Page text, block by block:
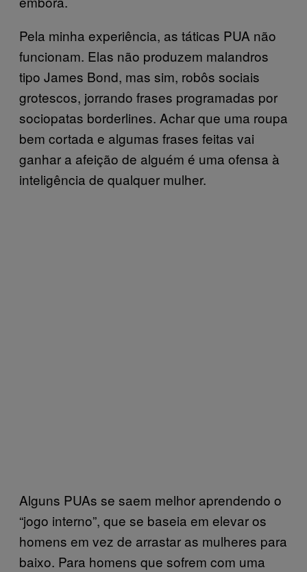
Pela minha experiência, as táticas PUA não
funcionam. Elas não produzem malandros
tipo James Bond, mas sim, robôs sociais
grotescos, jorrando frases programadas por
sociopatas borderlines. Achar que uma roupa
bem cortada e algumas frases feitas vai
ganhar a afeição de alguém é uma ofensa à
inteligência de qualquer mulher.
Alguns PUAs se saem melhor aprendendo o
“jogo interno”, que se baseia em elevar os
homens em vez de arrastar as mulheres para
baixo. Para homens que sofrem com uma